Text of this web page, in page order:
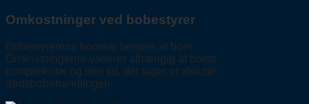
Omkostninger ved bobestyrer
Bobestyrerens honorar betales af boet.
Omkostningerne varierer afhængig af boets
kompleksitet og den tid, det tager at afslutte
dødsbobehandlingen.